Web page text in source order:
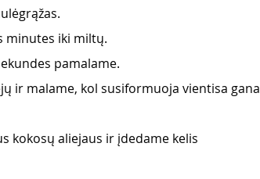
minutes iki miltų.
pamalame.
ir malame, kol susiformuoja vientisa gana
kokosų aliejaus ir įdedame kelis